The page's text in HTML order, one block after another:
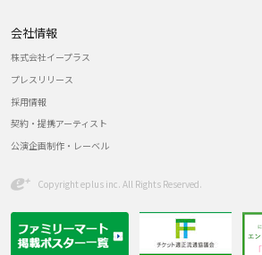
会社情報
株式会社イープラス
プレスリリース
採用情報
契約・提携アーティスト
公演企画制作・レーベル
Copyright eplus inc. All Rights Reserved.